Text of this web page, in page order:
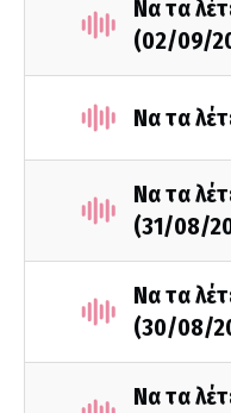
Να τα
(02/09/
Να τα
Να τα
(31/08/
Να τα
(30/08/
Να τα